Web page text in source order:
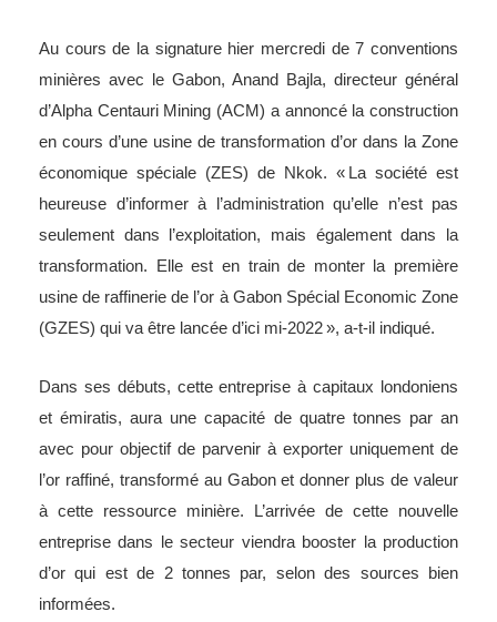
Au cours de la signature hier mercredi de 7 conventions
minières avec le Gabon, Anand Bajla, directeur général
d’Alpha Centauri Mining (ACM) a annoncé la construction
en cours d’une usine de transformation d’or dans la Zone
économique spéciale (ZES) de Nkok. « La société est
heureuse d’informer à l’administration qu’elle n’est pas
seulement dans l’exploitation, mais également dans la
transformation. Elle est en train de monter la première
usine de raffinerie de l’or à Gabon Spécial Economic Zone
(GZES) qui va être lancée d’ici mi-2022 », a-t-il indiqué.
Dans ses débuts, cette entreprise à capitaux londoniens
et émiratis, aura une capacité de quatre tonnes par an
avec pour objectif de parvenir à exporter uniquement de
l’or raffiné, transformé au Gabon et donner plus de valeur
à cette ressource minière. L’arrivée de cette nouvelle
entreprise dans le secteur viendra booster la production
d’or qui est de 2 tonnes par, selon des sources bien
informées.